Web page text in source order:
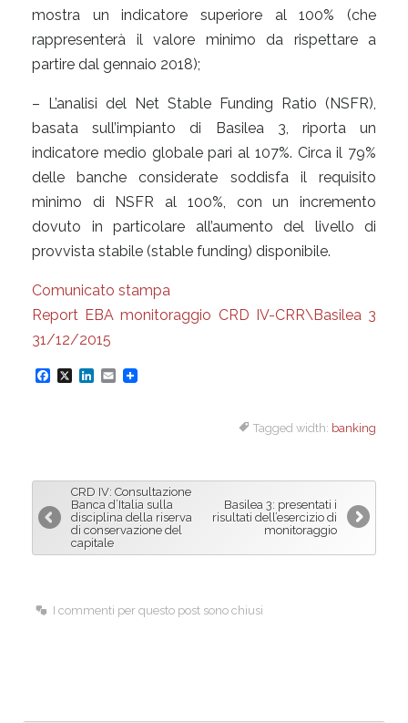
mostra un indicatore superiore al 100% (che
rappresenterà il valore minimo da rispettare a
partire dal gennaio 2018);
– L’analisi del Net Stable Funding Ratio (NSFR),
basata sull’impianto di Basilea 3, riporta un
indicatore medio globale pari al 107%. Circa il 79%
delle banche considerate soddisfa il requisito
minimo di NSFR al 100%, con un incremento
dovuto in particolare all’aumento del livello di
provvista stabile (stable funding) disponibile.
Comunicato stampa
Report EBA monitoraggio CRD IV-CRR\Basilea 3
31/12/2015
F
b
o
o
k
X
L
e
d
I
n
E
l
Tagged width: banking
CRD IV: Consultazione
Banca d’Italia sulla
disciplina della riserva
di conservazione del
capitale
Basilea 3: presentati i
risultati dell’esercizio di
monitoraggio
I commenti per questo post sono chiusi